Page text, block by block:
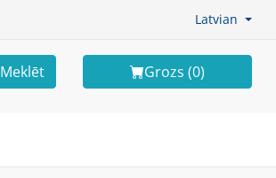
Latvian
Meklēt Grozs (0)